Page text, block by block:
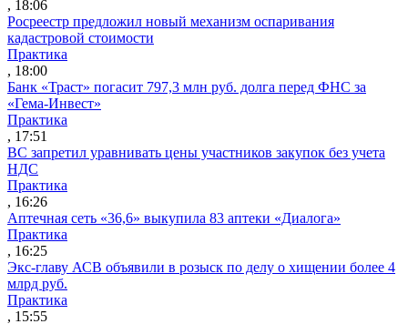
, 18:06
Росреестр предложил новый механизм оспаривания
кадастровой стоимости
Практика
, 18:00
Банк «Траст» погасит 797,3 млн руб. долга перед ФНС за
«Гема-Инвест»
Практика
, 17:51
ВС запретил уравнивать цены участников закупок без учета
НДС
Практика
, 16:26
Аптечная сеть «36,6» выкупила 83 аптеки «Диалога»
Практика
, 16:25
Экс-главу АСВ объявили в розыск по делу о хищении более 4
млрд руб.
Практика
, 15:55